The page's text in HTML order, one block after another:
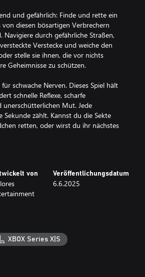
und gefährlich: Finde und rette ein
von diesen bösartigen Verbrechern
Navigiere durch gefährliche Straßen,
Verstecke und weiche den
stelle sie ihnen, die vor nichts
Geheimnisse zu schützen.
schwache Nerven. Dieses Spiel hält
schnelle Reflexe, scharfe
unerschütterlichen Mut. Jede
Sekunde zählt. Kannst du die Sekte
retten, oder wirst du ihr nächstes
einholen?
von Veröffentlichungsdatum
6.6.2025
XBOX Series X|S